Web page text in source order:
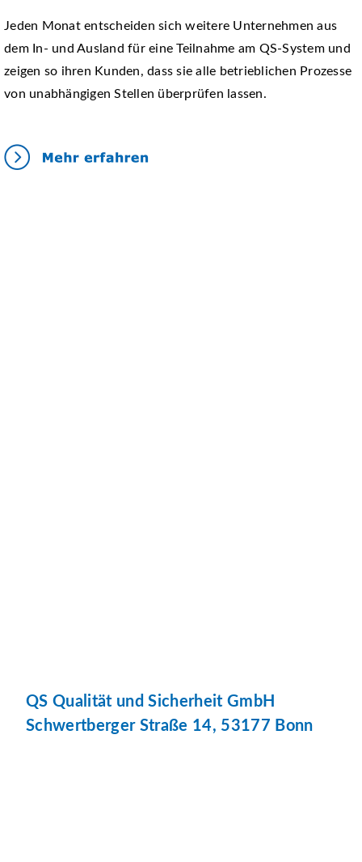
Jeden Monat entscheiden sich weitere Unternehmen aus
dem In- und Ausland für eine Teilnahme am QS-System und
zeigen so ihren Kunden, dass sie alle betrieblichen Prozesse
von unabhängigen Stellen überprüfen lassen.
QS Qualität und Sicherheit GmbH
Schwertberger Straße 14, 53177 Bonn